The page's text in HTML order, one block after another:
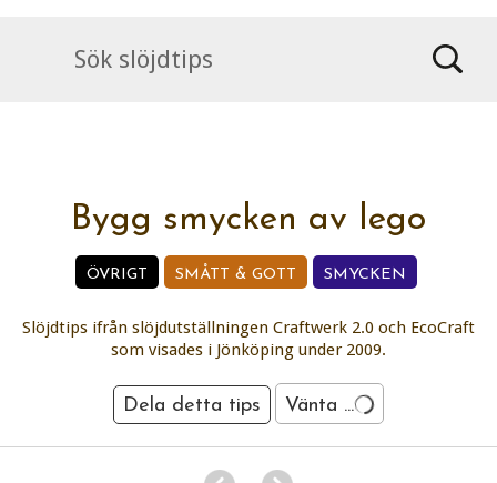
Bygg smycken av lego
ÖVRIGT SMÅTT & GOTT SMYCKEN
Slöjdtips ifrån slöjdutställningen Craftwerk 2.0 och EcoCraft
som visades i Jönköping under 2009.
Dela detta tips Vänta ...